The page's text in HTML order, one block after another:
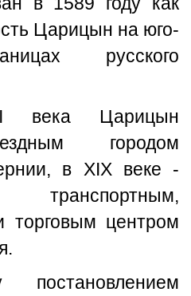
Царицын на юго-
русского
века Царицын
городом
в XIX веке -
центром